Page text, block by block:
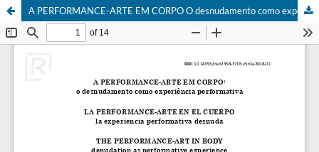
A PERFORMANCE-ARTE EM CORPO O desnudamento como experiência performativa